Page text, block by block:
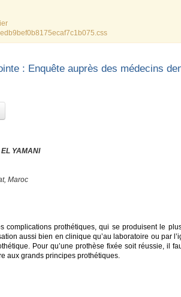
: Enquête auprès des médecins
YAMANI
Maroc
complications prothétiques, qui se produisent le
aussi bien en clinique qu’au laboratoire ou par
Pour qu’une prothèse fixée soit réussie, il
aux grands principes prothétiques.